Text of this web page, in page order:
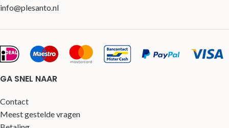
info@plesanto.nl
GA SNEL NAAR
Contact
Meest gestelde vragen